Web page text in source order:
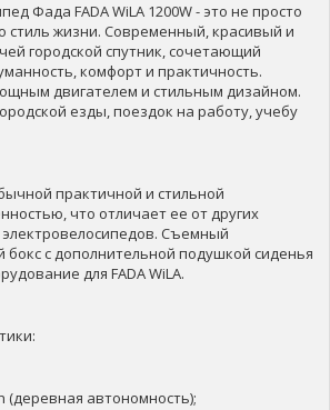
Фада FADA WiLA 1200W - это не просто
стиль жизни. Современный, красивый и
городской спутник, сочетающий
комфорт и практичность.
двигателем и стильным дизайном.
езды, поездок на работу, учебу
практичной и стильной
что отличает ее от других
Съемный
бокс с дополнительной подушкой сиденья
для FADA WiLA.
(деревная автономность);